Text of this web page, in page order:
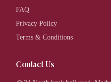
FAQ
Privacy Policy
Terms & Conditions
Contact Us